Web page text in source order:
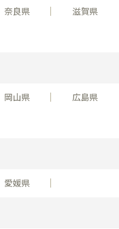
奈良県 滋賀県
岡山県 広島県
愛媛県